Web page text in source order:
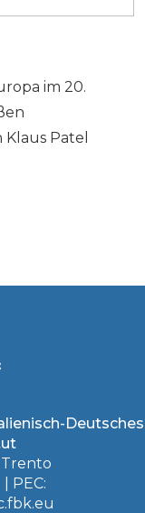
im 20.
Klaus Patel
Deutsches
Trento
| PEC: